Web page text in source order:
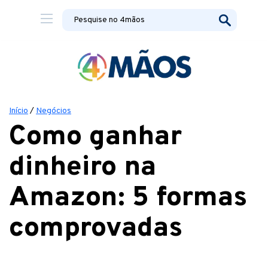
Início / Negócios
Como ganhar
dinheiro na
Amazon: 5 formas
comprovadas